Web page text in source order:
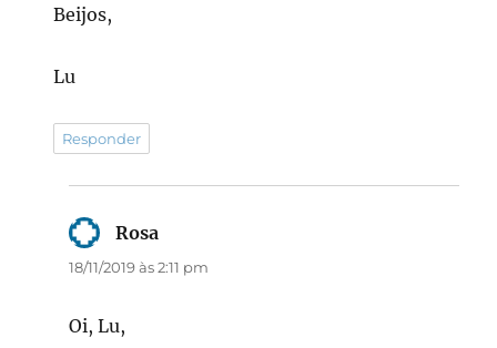
Beijos,
Lu
Responder
Rosa
18/11/2019 às 2:11 pm
Oi, Lu,